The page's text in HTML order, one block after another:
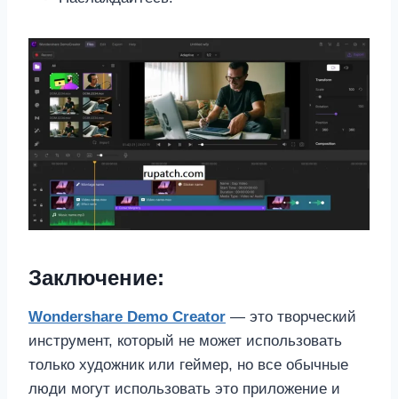
Заключение:
Wondershare Demo Creator — это творческий
инструмент, который не может использовать
только художник или геймер, но все обычные
люди могут использовать это приложение и